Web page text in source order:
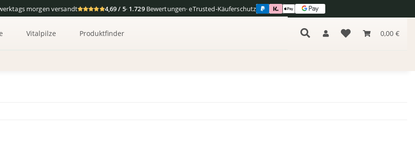
morgen versandt 4,69 / 5· 1.729Bewertungen· eTrusted-Käuferschutz
0,00 €
Vitalpilze Produktfinder